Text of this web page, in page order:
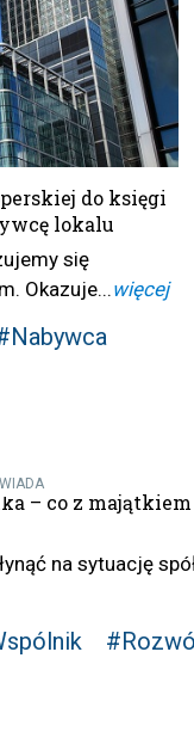
do księgi
lokalu
się
Okazuje...więcej
– co z majątkiem
na sytuację